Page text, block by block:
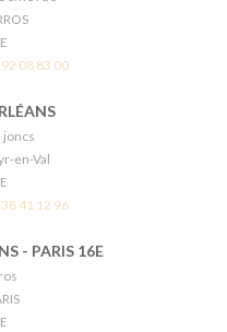
08 83 00
joncs
en-Val
41 12 96
- PARIS 16E